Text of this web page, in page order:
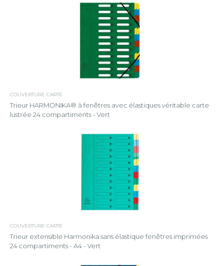
COUVERTURE CARTE
Trieur HARMONIKA® à fenêtres avec élastiques véritable carte
lustrée 24 compartiments - Vert
COUVERTURE CARTE
Trieur extensible Harmonika sans élastique fenêtres imprimées
24 compartiments - A4 - Vert